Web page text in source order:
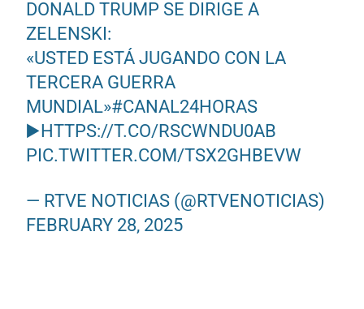
DONALD TRUMP SE DIRIGE A
ZELENSKI:
«USTED ESTÁ JUGANDO CON LA
TERCERA GUERRA
MUNDIAL»#CANAL24HORAS
▶️HTTPS://T.CO/RSCWNDU0AB
PIC.TWITTER.COM/TSX2GHBEVW
— RTVE NOTICIAS (@RTVENOTICIAS)
FEBRUARY 28, 2025